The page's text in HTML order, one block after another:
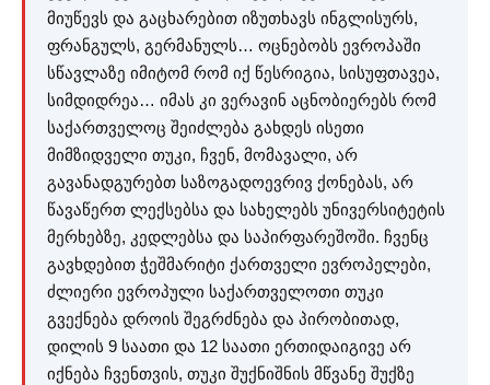
მიუწევს და გაცხარებით იზუთხავს ინგლისურს,
ფრანგულს, გერმანულს… ოცნებობს ევროპაში
სწავლაზე იმიტომ რომ იქ წესრიგია, სისუფთავეა,
სიმდიდრეა… იმას კი ვერავინ აცნობიერებს რომ
საქართველოც შეიძლება გახდეს ისეთი
მიმზიდველი თუკი, ჩვენ, მომავალი, არ
გავანადგურებთ საზოგადოევრივ ქონებას, არ
წავაწერთ ლექსებსა და სახელებს უნივერსიტეტის
მერხებზე, კედლებსა და საპირფარეშოში. ჩვენც
გავხდებით ჭეშმარიტი ქართველი ევროპელები,
ძლიერი ევროპული საქართველოთი თუკი
გვექნება დროის შეგრძნება და პირობითად,
დილის 9 საათი და 12 საათი ერთიდაიგივე არ
იქნება ჩვენთვის, თუკი შუქნიშნის მწვანე შუქზე